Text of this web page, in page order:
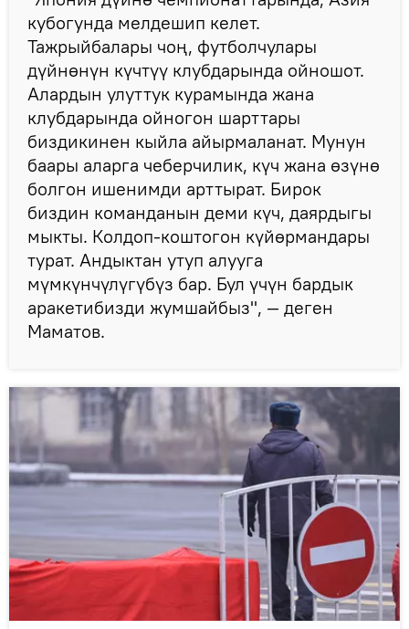
кубогунда мелдешип келет.
Тажрыйбалары чоң, футболчулары
дүйнөнүн күчтүү клубдарында ойношот.
Алардын улуттук курамында жана
клубдарында ойногон шарттары
биздикинен кыйла айырмаланат. Мунун
баары аларга чеберчилик, күч жана өзүнө
болгон ишенимди арттырат. Бирок
биздин команданын деми күч, даярдыгы
мыкты. Колдоп-коштогон күйөрмандары
турат. Андыктан утуп алууга
мүмкүнчүлүгүбүз бар. Бул үчүн бардык
аракетибизди жумшайбыз", — деген
Маматов.